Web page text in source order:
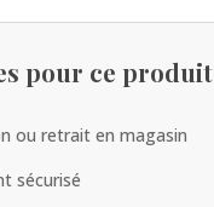
pour ce produit
ou retrait en magasin
sécurisé